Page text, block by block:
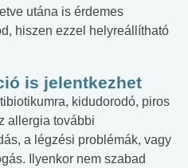
utána is érdemes
hiszen ezzel helyreállítható
is jelentkezhet
kidudorodó, piros
allergia további
a légzési problémák, vagy
Ilyenkor nem szabad